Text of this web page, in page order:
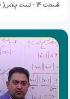
قسمت 14 - تست پلاس( قسمت معادله درجه دوم)